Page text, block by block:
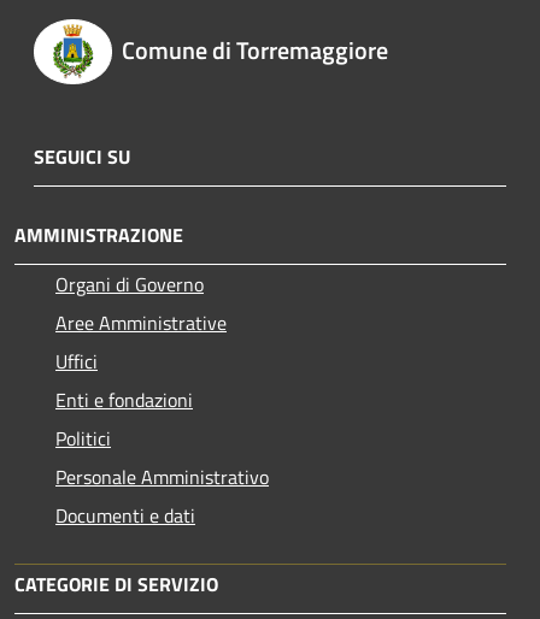
Comune di Torremaggiore
SEGUICI SU
AMMINISTRAZIONE
Organi di Governo
Aree Amministrative
Uffici
Enti e fondazioni
Politici
Personale Amministrativo
Documenti e dati
CATEGORIE DI SERVIZIO